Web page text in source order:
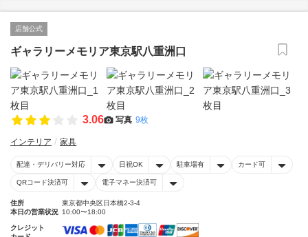
店舗公式
ギャラリーメモリア東京駅八重洲口
3.06 写真 9枚
インテリア 家具
配達・デリバリー対応 日祝OK 駐車場有 カード可
QRコード決済可 電子マネー決済可
住所
東京都中央区日本橋2-3-4
本日の営業状況 10:00〜18:00
クレジット